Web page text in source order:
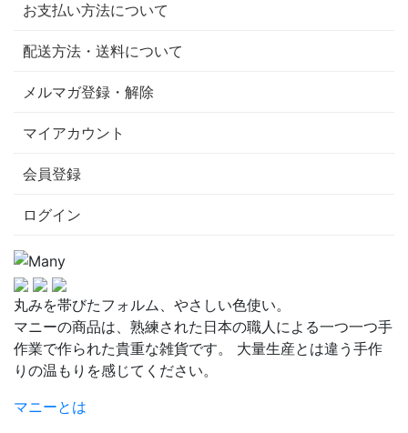
お支払い方法について
配送方法・送料について
メルマガ登録・解除
マイアカウント
会員登録
ログイン
丸みを帯びたフォルム、やさしい色使い。
マニーの商品は、熟練された日本の職人による一つ一つ手
作業で作られた貴重な雑貨です。 大量生産とは違う手作
りの温もりを感じてください。
マニーとは